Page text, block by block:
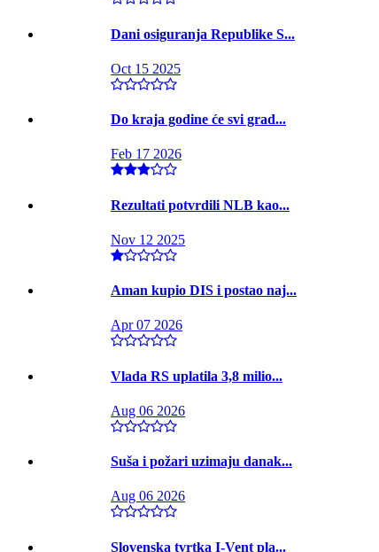
Dani osiguranja Republike S...
Oct 15 2025
Do kraja godine će svi grad...
Feb 17 2026
Rezultati potvrdili NLB kao...
Nov 12 2025
Aman kupio DIS i postao naj...
Apr 07 2026
Vlada RS uplatila 3,8 milio...
Aug 06 2026
Suša i požari uzimaju danak...
Aug 06 2026
Slovenska tvrtka I-Vent pla...